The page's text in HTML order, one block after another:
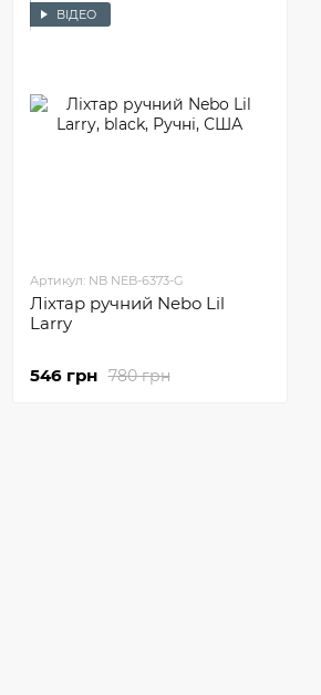
ВІДЕО
Артикул: NB NEB-6373-G
Ліхтар ручний Nebo Lil
Larry
780 грн
546 грн